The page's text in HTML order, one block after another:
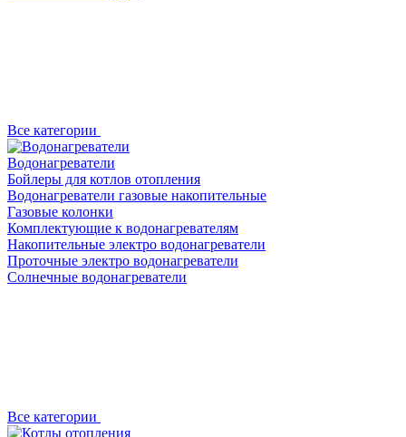
Все категории
Водонагреватели
Бойлеры для котлов отопления
Водонагреватели газовые накопительные
Газовые колонки
Комплектующие к водонагревателям
Накопительные электро водонагреватели
Проточные электро водонагреватели
Солнечные водонагреватели
Все категории